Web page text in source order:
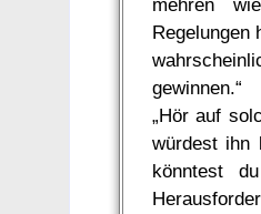
mehren
Regelungen
gewinnen.“
„Hör auf
würdest ihn
könntest